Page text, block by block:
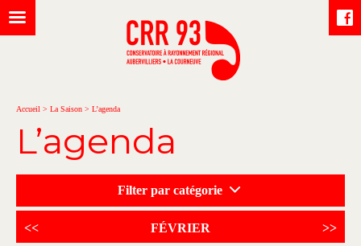
Accueil > La Saison > L’agenda
L’agenda
Filter par catégorie
<< FÉVRIER >>